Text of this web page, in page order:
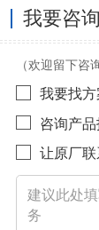
我要咨询
（欢迎留下咨
我要找方
咨询产
让原厂